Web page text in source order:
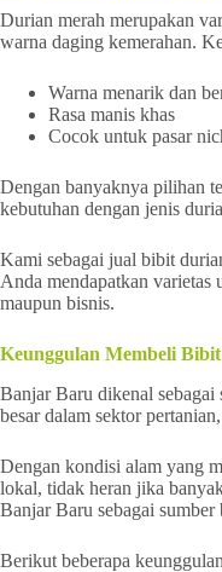
Durian merah merupakan
warna daging kemerahan.
Warna menarik dan
Rasa manis khas
Cocok untuk pasar
Dengan banyaknya pilihan
kebutuhan dengan jenis
Kami sebagai jual bibit
Anda mendapatkan varietas
maupun bisnis.
Keunggulan Membeli
Banjar Baru dikenal sebagai
besar dalam sektor
Dengan kondisi alam yang
lokal, tidak heran jika
Banjar Baru sebagai
Berikut beberapa